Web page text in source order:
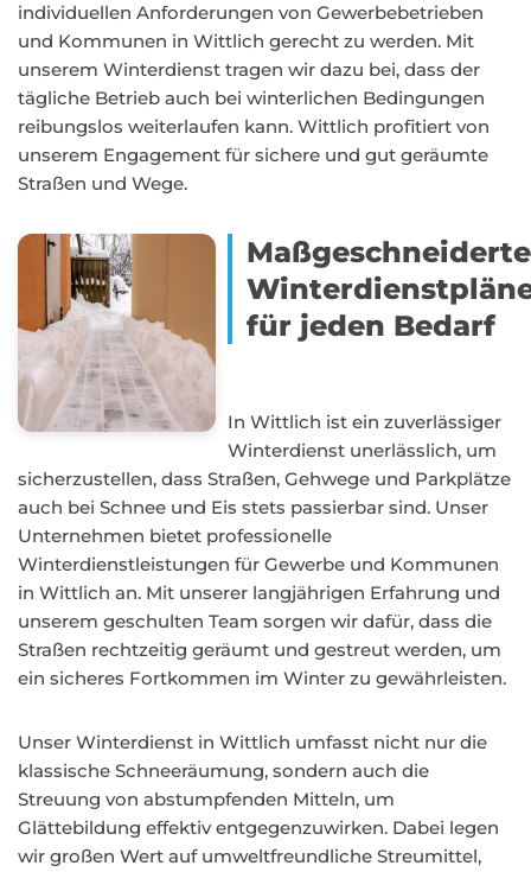
individuellen Anforderungen von Gewerbebetrieben
und Kommunen in Wittlich gerecht zu werden. Mit
unserem Winterdienst tragen wir dazu bei, dass der
tägliche Betrieb auch bei winterlichen Bedingungen
reibungslos weiterlaufen kann. Wittlich profitiert von
unserem Engagement für sichere und gut geräumte
Straßen und Wege.
Maßgeschneiderte
für jeden Bedarf
In Wittlich ist ein zuverlässiger
Winterdienst unerlässlich, um
sicherzustellen, dass Straßen, Gehwege und Parkplätze
auch bei Schnee und Eis stets passierbar sind. Unser
Unternehmen bietet professionelle
Winterdienstleistungen für Gewerbe und Kommunen
in Wittlich an. Mit unserer langjährigen Erfahrung und
unserem geschulten Team sorgen wir dafür, dass die
Straßen rechtzeitig geräumt und gestreut werden, um
ein sicheres Fortkommen im Winter zu gewährleisten.
Unser Winterdienst in Wittlich umfasst nicht nur die
klassische Schneeräumung, sondern auch die
Streuung von abstumpfenden Mitteln, um
Glättebildung effektiv entgegenzuwirken. Dabei legen
wir großen Wert auf umweltfreundliche Streumittel,